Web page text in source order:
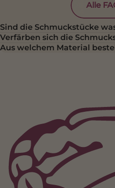
Alle
Sind die Schmuckstücke
Verfärben sich die
Aus welchem Material